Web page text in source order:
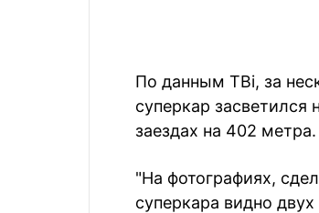
По данным ТВi, за
суперкар засветился
заездах на 402 метра.
"На фотографиях,
суперкара видно